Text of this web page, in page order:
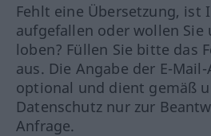
Fehlt eine Übersetzung, ist
aufgefallen oder wollen Sie
loben? Füllen Sie bitte das
aus. Die Angabe der E-
optional und dient gemäß
Datenschutz nur zur
Anfrage.